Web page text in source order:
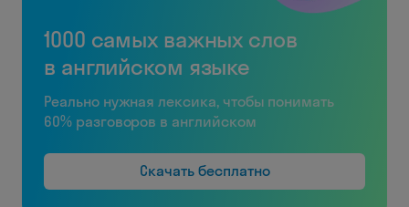
1000 самых важных слов
в английском языке
Реально нужная лексика, чтобы понимать
60% разговоров в английском
Скачать бесплатно